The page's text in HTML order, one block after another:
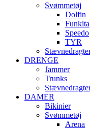
Svømmetøj
Dolfin
Funkita
Speedo
TYR
DRENGE
Jammer
Trunks
DAMER
Bikinier
Svømmetøj
Arena